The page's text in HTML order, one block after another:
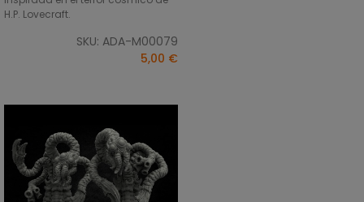
H.P. Lovecraft.
SKU: ADA-M00079
5,00 €